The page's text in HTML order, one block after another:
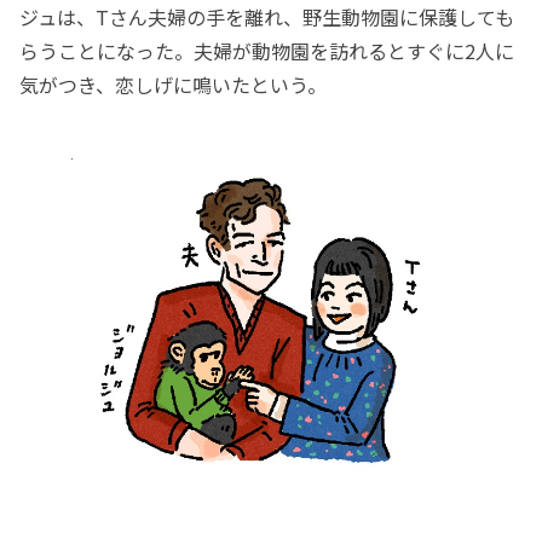
ジュは、Tさん夫婦の手を離れ、野生動物園に保護しても
らうことになった。夫婦が動物園を訪れるとすぐに2人に
気がつき、恋しげに鳴いたという。